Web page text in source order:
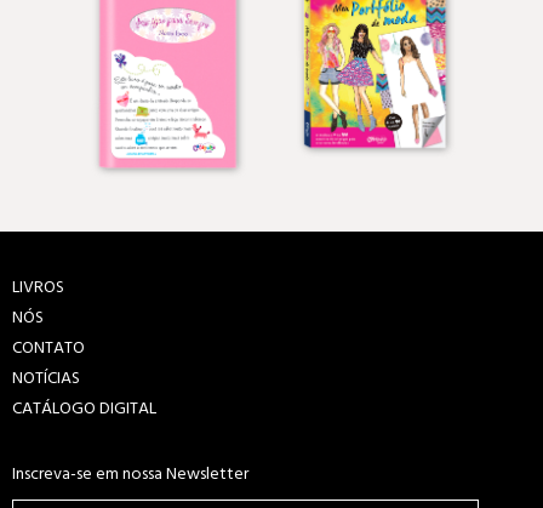
LIVROS
NÓS
CONTATO
NOTÍCIAS
CATÁLOGO DIGITAL
Inscreva-se em nossa Newsletter